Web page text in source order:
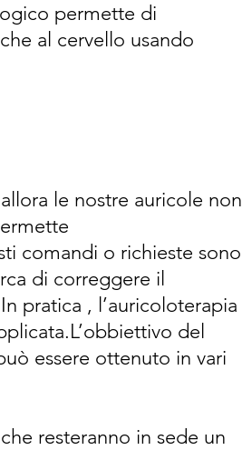
permette di
al cervello usando
le nostre auricole non
comandi o richieste sono
di correggere il
pratica , l’auricoloterapia
del
essere ottenuto in vari
resteranno in sede un